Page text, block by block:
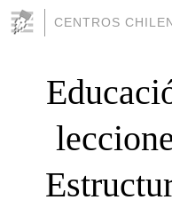
CENTROS